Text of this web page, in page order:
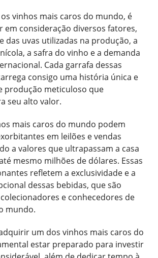
vinhos mais caros do mundo, é
em consideração diversos fatores,
das uvas utilizadas na produção, a
a safra do vinho e a demanda
Cada garrafa dessas
consigo uma história única e
produção meticuloso que
seu alto valor.
mais caros do mundo podem
em leilões e vendas
a valores que ultrapassam a casa
mesmo milhões de dólares. Essas
refletem a exclusividade e a
dessas bebidas, que são
e conhecedores de
mundo.
um dos vinhos mais caros do
estar preparado para investir